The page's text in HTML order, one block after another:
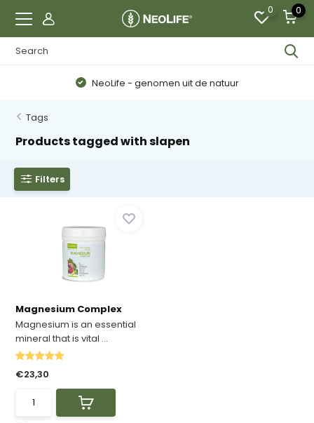
0 0
NeoLife - genomen uit de natuur
Tags
Products tagged with slapen
Filters
Magnesium Complex
Magnesium is an essential
mineral that is vital ...
€23,30